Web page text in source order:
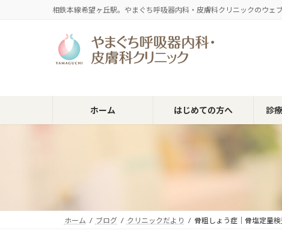
ッ
移
相鉄本線希望ヶ丘駅。やまぐち呼吸器内科・皮膚科クリニックのウェブ
ホーム はじめての方へ 診
ホーム ブログ クリニックだより 骨粗しょう症｜骨塩定量